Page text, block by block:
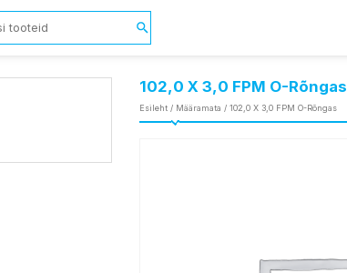
102,0 X 3,0 FPM O-Rõngas
Esileht / Määramata / 102,0 X 3,0 FPM O-Rõngas